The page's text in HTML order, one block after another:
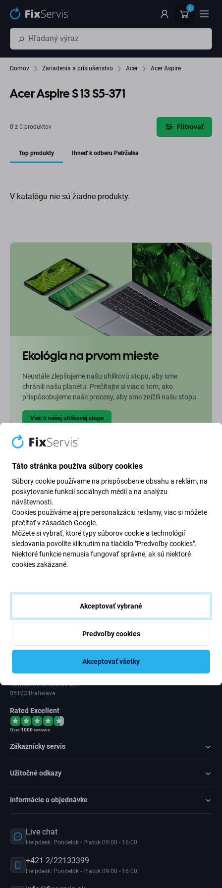
Preskočiť na hlavný obsah 0
Domov Zariadenia a príslušenstvo Acer Acer Aspire
Acer Aspire S 13 S5-371
0 z 0 produktov Filtrovať
Top produkty Ihneď k odberu Petržalka
V katalógu nie sú žiadne produkty.
Ekológia na prvom mieste
Neustále zlepšujeme našu uhlíkovú stopu, aby sme
chránili našu planétu. Prečítajte si viac o tom, ako
prispôsobujeme naše procesy, aby sme znížili našu stopu.
Viac o našej uhlíkovej stope
Prihláste sa na odber newslettera ohľadom zliav a noviniek z našej
ponuky.
Odoslaním tohto formulára potvrdzujem, že mám viac ako 16
rokov.
Odoberať
ID: 47 019 948
Námestie hraničiarov 6/A
85103 Bratislava
Rated Excellent
Over1000reviews
Zákaznícky servis
Užitočné odkazy
Informácie o objednávke
Live chat
Helpdesk: Pondelok - Piatok 09:00 - 16:00
+421 2/22133399
Helpdesk: Pondelok - Piatok 09:00 - 16:00
Táto stránka používa súbory cookies
Súbory cookie používame na prispôsobenie obsahu a reklám, na
poskytovanie funkcií sociálnych médií a na analýzu
návštevnosti.
Cookies používáme aj pre personalizáciu reklamy, viac si môžete
přečítať vzásadách Google.
Môžete si vybrať, ktoré typy súborov cookie a technológií
sledovania povolíte kliknutím na tlačidlo "Predvoľby cookies".
Niektoré funkcie nemusia fungovať správne, ak sú niektoré
cookies zakázané.
Akceptovať vybrané
Predvoľby cookies
Akceptovať všetky